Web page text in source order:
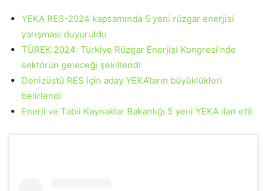
YEKA RES-2024 kapsamında 5 yeni rüzgar enerjisi
yarışması duyuruldu
TÜREK 2024: Türkiye Rüzgar Enerjisi Kongresi’nde
sektörün geleceği şekillendi
Denizüstü RES için aday YEKA’ların büyüklükleri
belirlendi
Enerji ve Tabii Kaynaklar Bakanlığı 5 yeni YEKA ilan etti